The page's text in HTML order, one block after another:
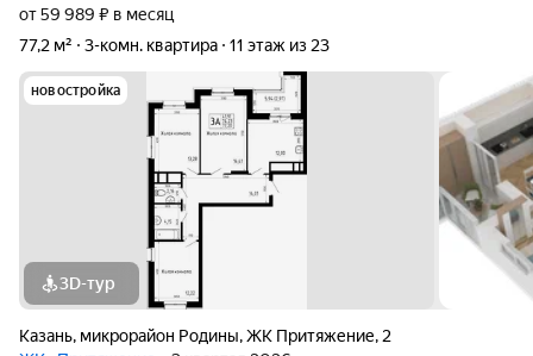
от 59 989 ₽ в месяц
77,2 м²
3-комн. квартира 11 этаж из 23
новостройка
3D-тур
Казань, микрорайон Родины,ЖК Притяжение, 2